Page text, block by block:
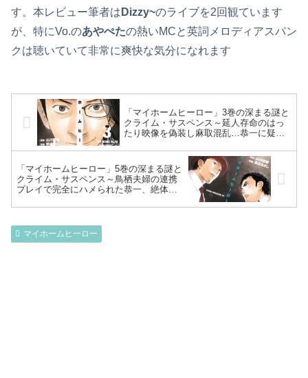
す。本レビュー筆者は Dizzy~のライブを2回観ています
が、特にVo.のあやぺたの熱いMCと英詞メロディアスパン
クは聴いていて非常に爽快な気分になれます
「マイホームヒーロー」3巻の深まる謎と
クライム・サスペンス～延人存命のはっ
たり映像を偽装し麻取混乱…恭一に疑わ
は分解済みでセーフ！’’女優’’歌仙の下剤
入りコーヒーで突破口～
「マイホームヒーロー」5巻の深まる謎と
クライム・サスペンス～鳥栖夫婦の連携
プレイで完全にハメられた恭一、絶体絶
られ殺人現場に赴く麻取、哲雄と対峙～
マイホームヒーロー